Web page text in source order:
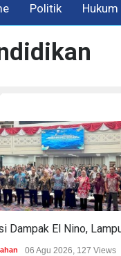
Politik Hukum
06 Agu 2026, 127 Views